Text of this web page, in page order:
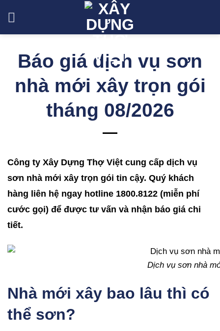
content
Báo giá dịch vụ sơn
nhà mới xây trọn gói
tháng 08/2026
Công ty Xây Dựng Thợ Việt cung cấp dịch vụ
sơn nhà mới xây trọn gói tin cậy. Quý khách
hàng liên hệ ngay hotline 1800.8122 (miễn phí
cước gọi) để được tư vấn và nhận báo giá chi
tiết.
Dịch vụ sơn nhà
Nhà mới xây bao lâu thì có
thể sơn?